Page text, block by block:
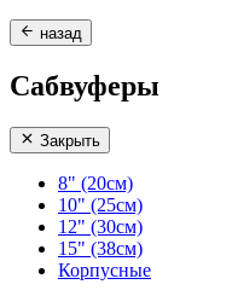
назад
Сабвуферы
Закрыть
8" (20см)
10" (25см)
12" (30см)
15" (38см)
Корпусные